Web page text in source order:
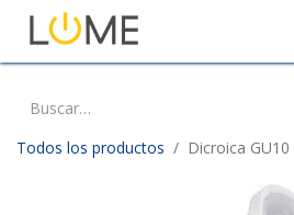
Todos los productos Dicroica GU10